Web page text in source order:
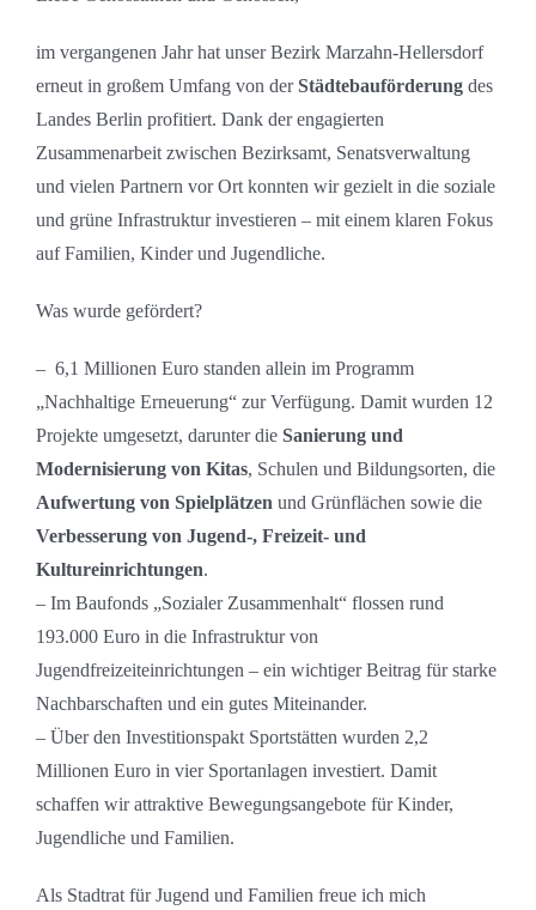
im vergangenen Jahr hat unser Bezirk Marzahn-Hellersdorf
erneut in großem Umfang von derStädtebauförderung des
Landes Berlin profitiert. Dank der engagierten
Zusammenarbeit zwischen Bezirksamt, Senatsverwaltung
und vielen Partnern vor Ort konnten wir gezielt in die soziale
und grüne Infrastruktur investieren – mit einem klaren Fokus
auf Familien, Kinder und Jugendliche.
Was wurde gefördert?
– 6,1 Millionen Euro standen allein im Programm
„Nachhaltige Erneuerung“ zur Verfügung. Damit wurden 12
Projekte umgesetzt, darunter die Sanierung und
Modernisierung von Kitas, Schulen und Bildungsorten, die
Aufwertung von Spielplätzen und Grünflächen sowie die
Verbesserung von Jugend-, Freizeit- und
Kultureinrichtungen.
– Im Baufonds „Sozialer Zusammenhalt“ flossen rund
193.000 Euro in die Infrastruktur von
Jugendfreizeiteinrichtungen – ein wichtiger Beitrag für starke
Nachbarschaften und ein gutes Miteinander.
– Über den Investitionspakt Sportstätten wurden 2,2
Millionen Euro in vier Sportanlagen investiert. Damit
schaffen wir attraktive Bewegungsangebote für Kinder,
Jugendliche und Familien.
Als Stadtrat für Jugend und Familien freue ich mich